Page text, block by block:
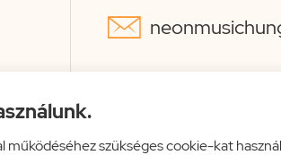
szükséges cookie-kat
